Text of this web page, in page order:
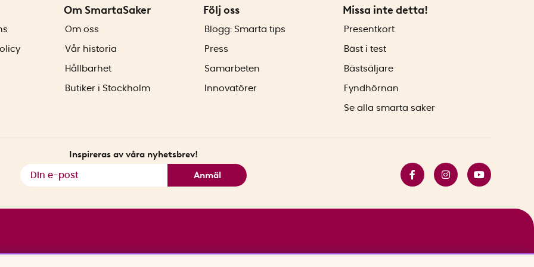
Om SmartaSaker
Om oss
Vår historia
Hållbarhet
Butiker i Stockholm
Följ oss
Blogg: Smarta tips
Press
Samarbeten
Innovatörer
Missa inte detta!
Presentkort
Bäst i test
Bästsäljare
Fyndhörnan
Se alla smarta saker
Inspireras av våra nyhetsbrev!
Anmäl